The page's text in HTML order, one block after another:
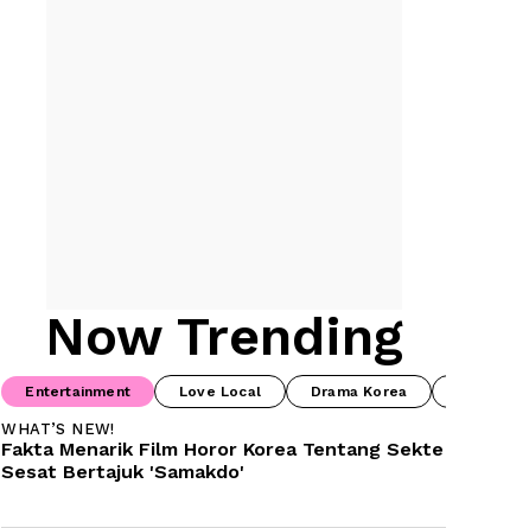
Now Trending
Entertainment Love Local Drama Korea
WHAT’S NEW!
Fakta Menarik Film Horor Korea Tentang Sekte
Sesat Bertajuk 'Samakdo'